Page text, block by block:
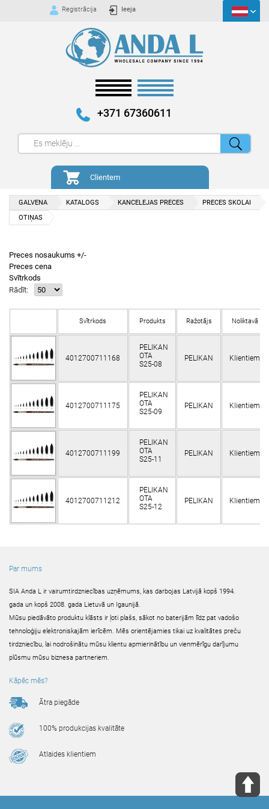
Registrācija Ieeja
+371 67360611
Clientem
GALVENA KATALOGS KANCELEJAS PRECES
PRECES SKOLAI
OTIŅAS
Preces nosaukums +/-
Preces cena
Svītrkods
Rādīt:
Svītrkods Produkts Ražotājs Noliktavā
4012700711168
PELIKAN
OTA
S25-08
PELIKAN Klientiem
4012700711175
PELIKAN
OTA
S25-09
PELIKAN Klientiem
4012700711199
PELIKAN
OTA
S25-11
PELIKAN Klientiem
4012700711212
PELIKAN
OTA
S25-12
PELIKAN Klientiem
Par mums
SIA Anda L ir vairumtirdzniecības uzņēmums, kas darbojas Latvijā kopš 1994.
gada un kopš 2008. gada Lietuvā un Igaunijā.
Mūsu piedāvāto produktu klāsts ir ļoti plašs, sākot no baterijām līdz pat vadošo
tehnoloģiju elektroniskajām ierīcēm. Mēs orientējamies tikai uz kvalitātes preču
tirdzniecību, lai nodrošinātu mūsu klientu apmierinātību un vienmērīgu darījumu
plūsmu mūsu biznesa partneriem.
Kāpēc mēs?
Ātra piegāde
100% produkcijas kvalitāte
Atlaides klientiem